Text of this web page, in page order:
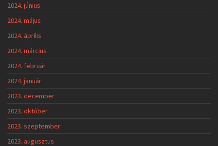
2024. június
2024. május
2024. április
2024. március
2024. február
2024. január
2023. december
2023. október
2023. szeptember
2023. augusztus